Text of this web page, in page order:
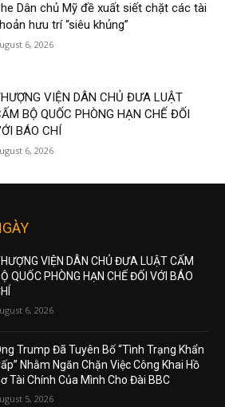
Dân chủ Mỹ đề xuất siết chặt các tài
hưu trí “siêu khủng”
6, 2026
VIỆN DÂN CHỦ ĐƯA LUẬT
BỘ QUỐC PHÒNG HẠN CHẾ ĐỐI
BÁO CHÍ
6, 2026
VIỆN DÂN CHỦ ĐƯA LUẬT CẤM
QUỐC PHÒNG HẠN CHẾ ĐỐI VỚI BÁO
6, 2026
Trump Đã Tuyên Bố “Tình Trạng Khẩn
Nhằm Ngăn Chặn Việc Công Khai Hồ
Tài Chính Của Mình Cho Đài BBC
5, 2026